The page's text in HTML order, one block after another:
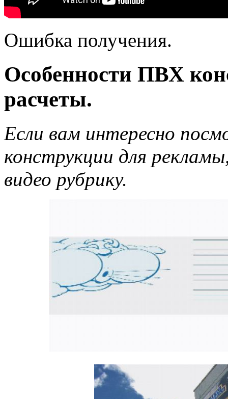
Ошибка получения.
Особенности ПВХ
расчеты.
Если вам интересно
конструкции для
видео рубрику.